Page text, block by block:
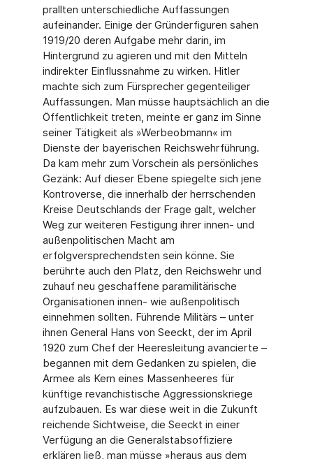
prallten unterschiedliche Auffassungen
aufeinander. Einige der Gründerfiguren sahen
1919/20 deren Aufgabe mehr darin, im
Hintergrund zu agieren und mit den Mitteln
indirekter Einflussnahme zu wirken. Hitler
machte sich zum Fürsprecher gegenteiliger
Auffassungen. Man müsse hauptsächlich an die
Öffentlichkeit treten, meinte er ganz im Sinne
seiner Tätigkeit als »Werbeobmann« im
Dienste der bayerischen Reichswehrführung.
Da kam mehr zum Vorschein als persönliches
Gezänk: Auf dieser Ebene spiegelte sich jene
Kontroverse, die innerhalb der herrschenden
Kreise Deutschlands der Frage galt, welcher
Weg zur weiteren Festigung ihrer innen- und
außenpolitischen Macht am
erfolgversprechendsten sein könne. Sie
berührte auch den Platz, den Reichswehr und
zuhauf neu geschaffene paramilitärische
Organisationen innen- wie außenpolitisch
einnehmen sollten. Führende Militärs – unter
ihnen General Hans von Seeckt, der im April
1920 zum Chef der Heeresleitung avancierte –
begannen mit dem Gedanken zu spielen, die
Armee als Kern eines Massenheeres für
künftige revanchistische Aggressionskriege
aufzubauen. Es war diese weit in die Zukunft
reichende Sichtweise, die Seeckt in einer
Verfügung an die Generalstabsoffiziere
erklären ließ, man müsse »heraus aus dem